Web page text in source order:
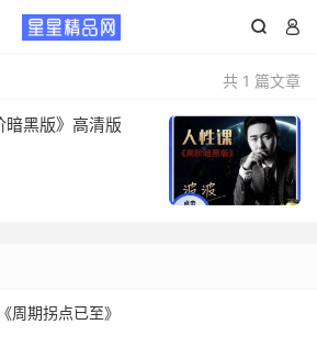
 
共 1 篇文章
黑版》高清版
周期拐点已至》